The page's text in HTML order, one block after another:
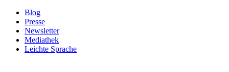
Blog
Presse
Newsletter
Mediathek
Leichte Sprache